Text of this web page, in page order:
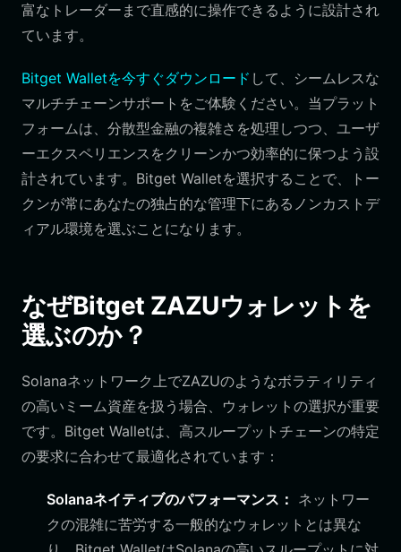
富なトレーダーまで直感的に操作できるように設計され
ています。
Bitget Walletを今すぐダウンロード して、シームレスな
マルチチェーンサポートをご体験ください。当プラット
フォームは、分散型金融の複雑さを処理しつつ、ユーザ
ーエクスペリエンスをクリーンかつ効率的に保つよう設
計されています。Bitget Walletを選択することで、トー
クンが常にあなたの独占的な管理下にあるノンカストデ
ィアル環境を選ぶことになります。
なぜBitget ZAZUウォレットを
選ぶのか？
Solanaネットワーク上でZAZUのようなボラティリティ
の高いミーム資産を扱う場合、ウォレットの選択が重要
です。Bitget Walletは、高スループットチェーンの特定
の要求に合わせて最適化されています：
Solanaネイティブのパフォーマンス： ネットワー
クの混雑に苦労する一般的なウォレットとは異な